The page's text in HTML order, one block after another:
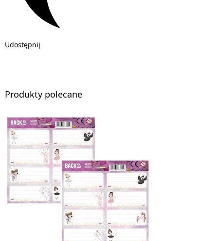
Udostępnij
Produkty polecane